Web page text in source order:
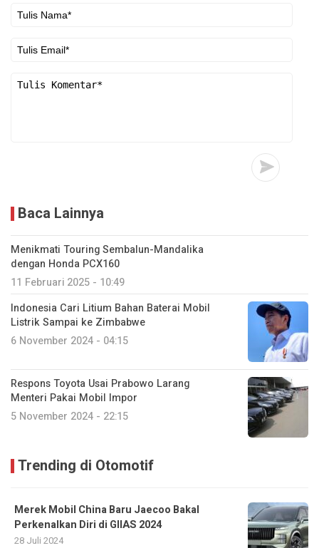
Baca Lainnya
Menikmati Touring Sembalun-Mandalika
dengan Honda PCX160
11 Februari 2025 - 10:49
Indonesia Cari Litium Bahan Baterai Mobil
Listrik Sampai ke Zimbabwe
6 November 2024 - 04:15
Respons Toyota Usai Prabowo Larang
Menteri Pakai Mobil Impor
5 November 2024 - 22:15
Trending di Otomotif
Merek Mobil China Baru Jaecoo Bakal
Perkenalkan Diri di GIIAS 2024
28 Juli 2024